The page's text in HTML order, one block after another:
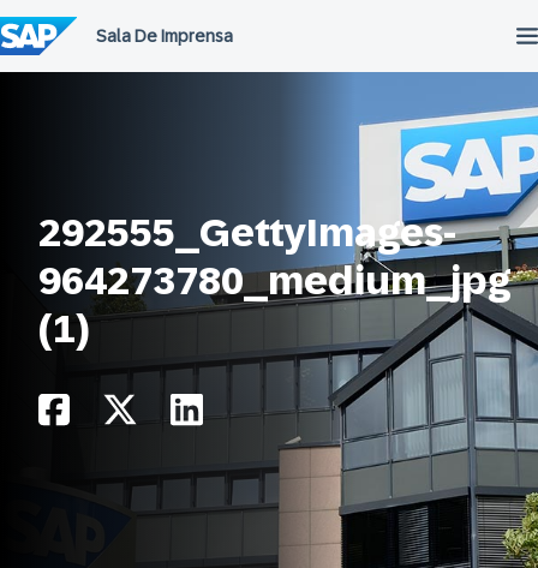
para
o
conteúdo
292555_GettyImages-
964273780_medium_jpg
(1)